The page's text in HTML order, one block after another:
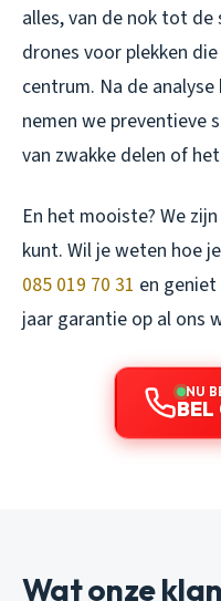
alles, van de nok tot
drones voor plekken
centrum. Na de
nemen we preventieve
van zwakke delen of
En het mooiste? We
kunt. Wil je weten hoe
085 019 70 31 en
jaar garantie op al ons
NU
Wat onze